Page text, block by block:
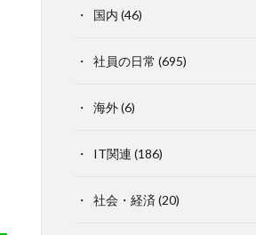
国内 (46)
社員の日常 (695)
海外(6)
IT関連 (186)
社会・経済(20)